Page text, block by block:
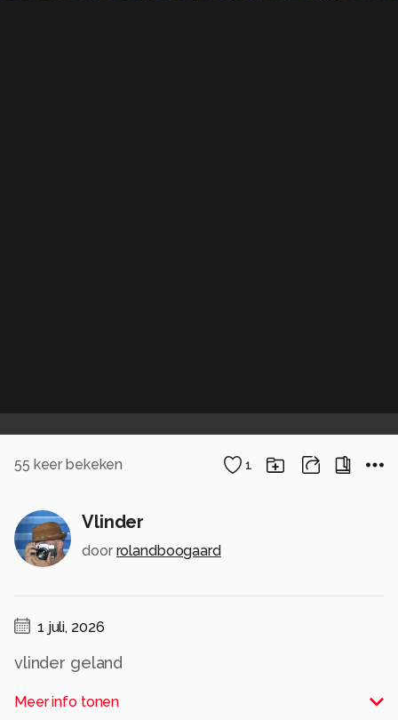
55 keer bekeken 1
Vlinder
door rolandboogaard
1 juli, 2026
vlinder geland
Alle rechten voorbehouden
Meer info tonen